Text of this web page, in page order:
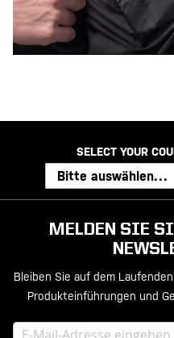
SELECT YOUR
MELDEN SIE
Bleiben Sie auf dem
Produkteinführungen und